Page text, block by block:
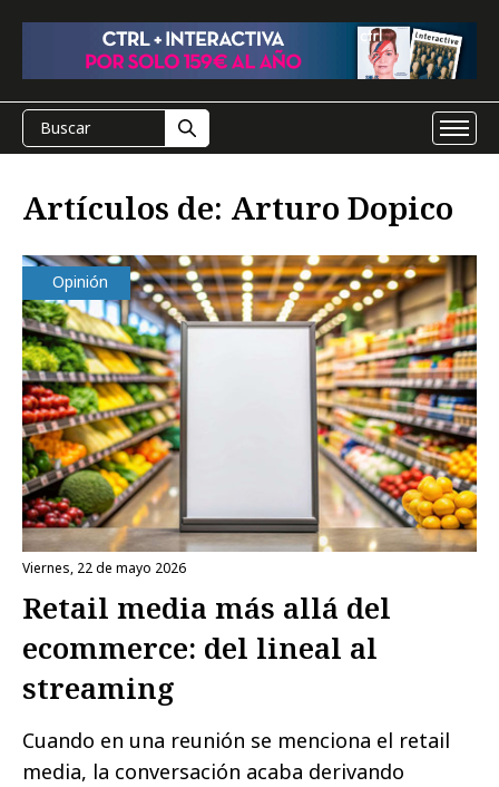
Artículos de: Arturo Dopico
Opinión
viernes, 22 de mayo 2026
Retail media más allá del
ecommerce: del lineal al
streaming
Cuando en una reunión se menciona el retail
media, la conversación acaba derivando